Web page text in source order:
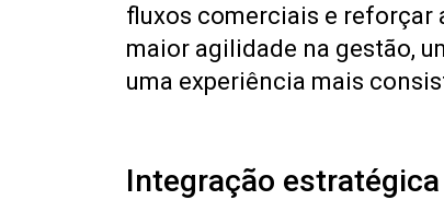
fluxos comerciais e reforçar
maior agilidade na gestão,
uma experiência mais
Integração